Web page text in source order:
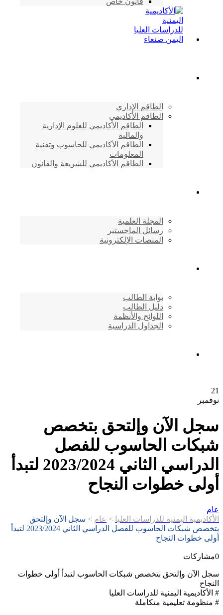
الطاقم الإداري
الطاقم الأكاديمي
الطاقم الأكاديمي للعلوم الإدارية
والمالية
الطاقم الأكاديمي للحاسوب وتقنية
المعلومات
الطاقم الأكاديمي للشريعة والقانون
المجلة العلمية
رسائل الماجستير
المنصات الإلكترونية
بوابة الطالب
دليل الطالب
اللوائح والأنظمة
الجداول الدراسية
21
نوفمبر
سجل الآن وإلتحق بتخصص
شبكات الحاسوب للفصل
الدراسي الثاني 2023/2024 لتبدأ
أولى خطوات النجاح
عام
الأكاديمية اليمنية للدراسات العليا > عام > سجل الآن وإلتحق
بتخصص شبكات الحاسوب للفصل الدراسي الثاني 2023/2024 لتبدأ
أولى خطوات النجاح
0مشاركات
سجل الآن وإلتحق بتخصص شبكات الحاسوب لتبدأ أولى خطوات
النجاح
# الأكاديمية اليمنية للدراسات العليا
# منظومة تعليمية متكاملة